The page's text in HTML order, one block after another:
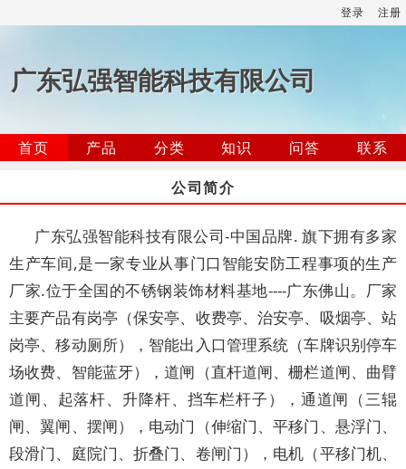
登录 注册
广东弘强智能科技有限公司
首页 产品 分类 知识 问答
联系
公司简介
广东弘强智能科技有限公司-中国品牌. 旗下拥有多家
生产车间,是一家专业从事门口智能安防工程事项的生产
厂家.位于全国的不锈钢装饰材料基地----广东佛山。厂家
主要产品有岗亭（保安亭、收费亭、治安亭、吸烟亭、站
岗亭、移动厕所），智能出入口管理系统（车牌识别停车
场收费、智能蓝牙），道闸（直杆道闸、栅栏道闸、曲臂
道闸、起落杆、升降杆、挡车栏杆子），通道闸（三辊
闸、翼闸、摆闸），电动门（伸缩门、平移门、悬浮门、
段滑门、庭院门、折叠门、卷闸门），电机（平移门机、